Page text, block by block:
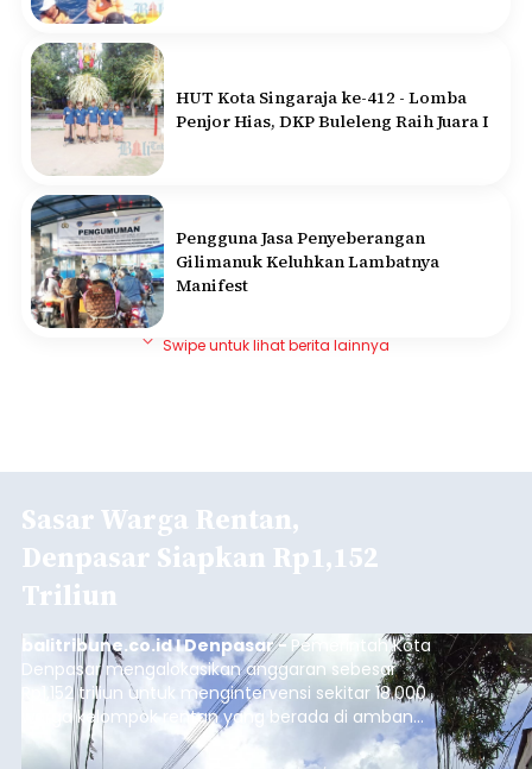
HUT Kota Singaraja ke-412 - Lomba
Penjor Hias, DKP Buleleng Raih Juara I
Pengguna Jasa Penyeberangan
Gilimanuk Keluhkan Lambatnya
Manifest
Swipe untuk lihat berita lainnya
Sasar Warga Rentan,
Denpasar Siapkan Rp1,152
Triliun
balitribune.co.id I Denpasar - Pemerintah Kota
Denpasar mengalokasikan anggaran sebesar
Rp1,152 triliun untuk mengintervensi sekitar 18.000
warga kelompok rentan yang berada di ambang
garis kemiskinan. Langkah strategis ini diambil
guna menjaga masyarakat yang berada pada